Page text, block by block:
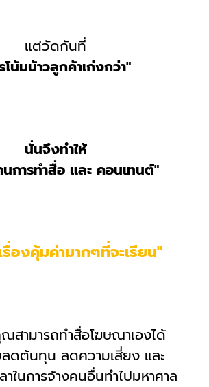
แต่วัดกันที่
โน้มน้าวลูกค้าเก่งกว่า"
นั่นจึงทำให้
การทำสื่อ และ คอนเทนต์"
องคุ้มค่ามากๆที่จะเรียน"
ณสามารถทำสื่อโฆษณาเองได้
ดต้นทุน ลดความเสี่ยง และ
าในการจ้างคนอื่นทำไปมหาศาล